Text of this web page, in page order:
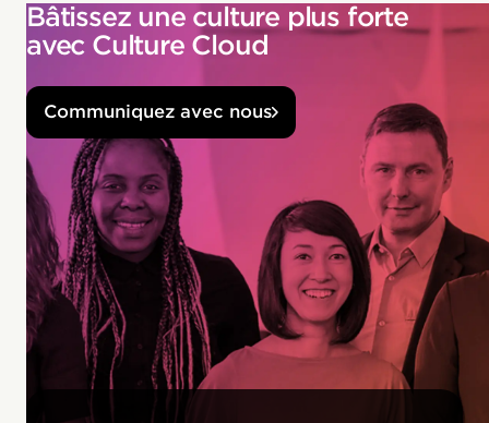
Bâtissez une culture plus forte
avec Culture Cloud
Communiquez avec nous